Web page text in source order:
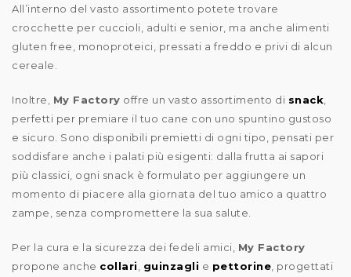
All’interno del vasto assortimento potete trovare
crocchette per cuccioli, adulti e senior, ma anche alimenti
gluten free, monoproteici, pressati a freddo e privi di alcun
cereale.
Inoltre, My Factory offre un vasto assortimento di snack
perfetti per premiare il tuo cane con uno spuntino gustoso
e sicuro. Sono disponibili premietti di ogni tipo, pensati per
soddisfare anche i palati più esigenti: dalla frutta ai sapori
più classici, ogni snack è formulato per aggiungere un
momento di piacere alla giornata del tuo amico a quattro
zampe, senza compromettere la sua salute.
Per la cura e la sicurezza dei fedeli amici, My Factory
propone anche collari guinzagli e pettorine , progettati